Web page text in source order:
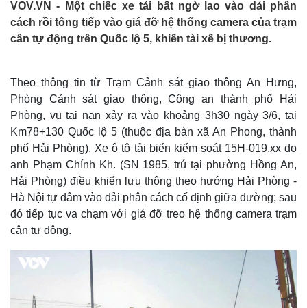
Việc làm
Biển đảo
VOV.VN - Một chiếc xe tải bất ngờ lao vào dải phân
cách rồi tông tiếp vào giá đỡ hệ thống camera của trạm
cân tự động trên Quốc lộ 5, khiến tài xế bị thương.
Theo thông tin từ Trạm Cảnh sát giao thông An Hưng,
Phòng Cảnh sát giao thông, Công an thành phố Hải
Phòng, vụ tai nạn xảy ra vào khoảng 3h30 ngày 3/6, tại
Km78+130 Quốc lộ 5 (thuộc địa bàn xã An Phong, thành
phố Hải Phòng). Xe ô tô tải biển kiểm soát 15H-019.xx do
anh Phạm Chính Kh. (SN 1985, trú tại phường Hồng An,
Hải Phòng) điều khiển lưu thông theo hướng Hải Phòng -
Hà Nội tự đâm vào dải phân cách cố định giữa đường; sau
đó tiếp tục va chạm với giá đỡ treo hệ thống camera trạm
cân tự động.